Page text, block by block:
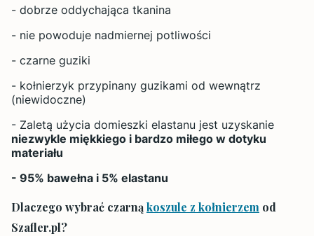
- dobrze oddychająca tkanina
- nie powoduje nadmiernej potliwości
- czarne guziki
- kołnierzyk przypinany guzikami od wewnątrz
(niewidoczne)
- Zaletą użycia domieszki elastanu jest uzyskanie
niezwykle miękkiego i bardzo miłego w dotyku
materiału
- 95% bawełna i 5% elastanu
Dlaczego wybrać czarnąkoszule z kołnierzem od
Szafler.pl?